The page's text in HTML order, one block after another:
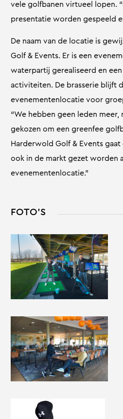
vele golfbanen virtueel lopen.
presentatie worden gespeeld
De naam van de locatie is
Golf & Events. Er is een
waterpartij gerealiseerd en
activiteiten. De brasserie blijft
evenementenlocatie voor
“We hebben geen leden
gekozen om een greenfee
Harderwold Golf & Events
ook in de markt gezet worden
evenementenlocatie.”
FOTO'S